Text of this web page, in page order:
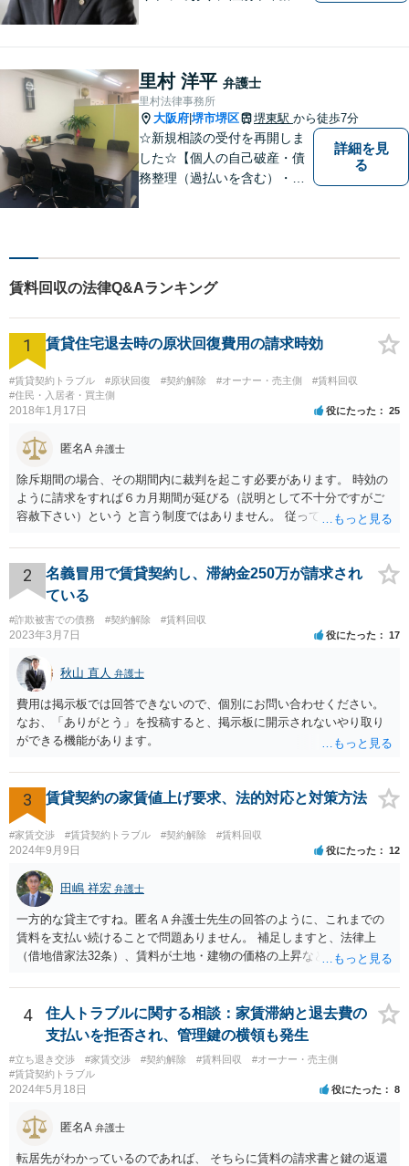
摯に寄り添い、困難な問題に
も粘り強く対峙して、信頼を
積み重ねていきたいと考えて
います。
里村 洋平 弁護士
里村法律事務所
大阪府 堺市堺区 堺東駅 から徒歩7分
☆新規相談の受付を再開しま
した☆【個人の自己破産・債
務整理（過払いを含む）・法
回相談無料（特に時間制限は
ありません）】【堺東徒歩７
分】【分割払い・法テラス利
用もご相談下さい】
詳細を見
る
賃料回収の法律Q&Aランキング
1 賃貸住宅退去時の原状回復費用の請求時効
#賃貸契約トラブル #原状回復 #契約解除 #オーナー・売主側
#賃料回収
#住民・入居者・買主側
2018年1月17日 役にたった 25
匿名A 弁護士
除斥期間の場合、その期間内に裁判を起こす必要があります。 時効の
ように請求をすれば６カ月期間が延びる（説明として不十分ですがご
容赦下さい）という と言う制度ではありません。 従って、理論上は１
2
名義冒用で賃貸契約し、滞納金250万が請求され
ている
#詐欺被害での債務 #契約解除 #賃料回収
2023年3月7日 役にたった 17
秋山 直人 弁護士
費用は掲示板では回答できないので、個別にお問い合わせください。
なお、「ありがとう」を投稿すると、掲示板に開示されないやり取り
ができる機能があります。
3 賃貸契約の家賃値上げ要求、法的対応と対策方法
#家賃交渉 #賃貸契約トラブル #契約解除 #賃料回収
2024年9月9日 役にたった 12
田嶋 祥宏 弁護士
一方的な貸主ですね。匿名Ａ弁護士先生の回答のように、これまでの
賃料を支払い続けることで問題ありません。 補足しますと、法律上
（借地借家法32条）、賃料が土地・建物の価格の上昇などの経済事情
は、「契約条件にかかわらず」、当事者は賃料の増減を請求できる、
とされています。 「不相当」かどうかは、貸主から、近隣相場の上昇
を示す同種賃貸物件の根拠資料などを提示してもらわないと判断でき
ませんよね。ご相談者様のケースでは、こうした資料が示されていな
いと思われることと、１０％が相当がどうかが分からないので、「不
相当」という判断ができないから賃料増額には応じないという主張が
意の上で行う」という特約があるとのことですが、最高裁判例（S56.
4.20）では、このような特約があっても協議を経ない増額請求も有効
とされているため（本当に賃料が不相当であれば特約に拘束されるの
4
住人トラブルに関する相談：家賃滞納と退去費の
支払いを拒否され、管理鍵の横領も発生
#立ち退き交渉 #家賃交渉 #契約解除 #賃料回収
#オーナー・売主側
#賃貸契約トラブル
2024年5月18日 役にたった 8
匿名A 弁護士
転居先がわかっているのであれば、 そちらに賃料の請求書と鍵の返還